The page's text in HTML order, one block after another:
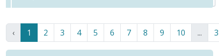
‹ 1 2 3 4 5 6 7 8 9 10 ...